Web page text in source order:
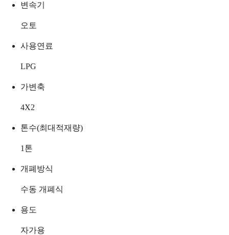
변속기
오토
사용연료
LPG
가변축
4X2
톤수(최대적재량)
1 톤
개폐방식
수동 개폐식
용도
자가용